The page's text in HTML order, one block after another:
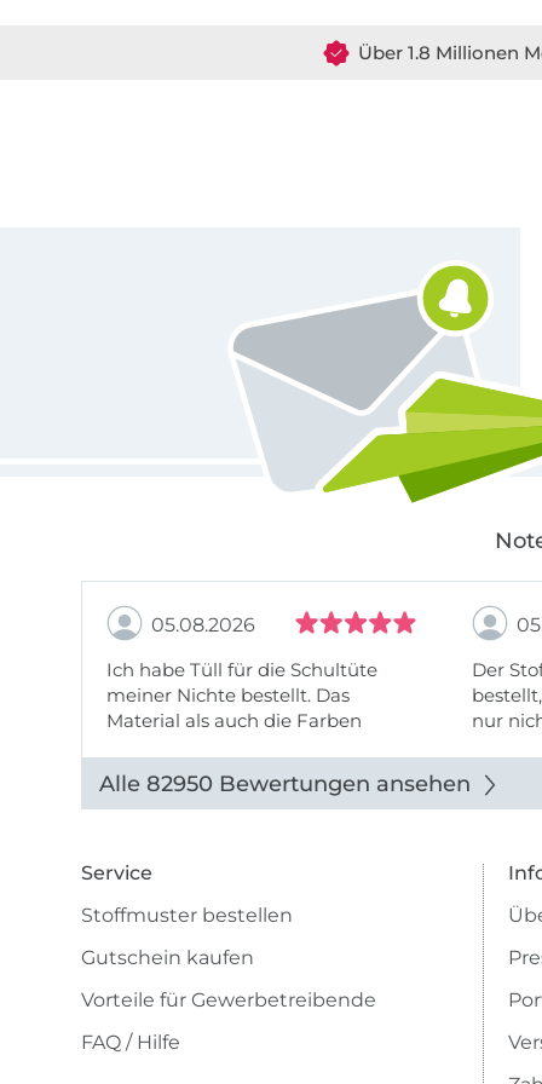
Über 1.8 Millionen
05.08.2026
Ich habe Tüll für die Schultüte
meiner Nichte bestellt. Das
Material als auch die Farben
Abbildung u sieht toll aus. Die
Lieferung erfolgte zügig u auch
Der
nur
Alle 82950 Bewertungen ansehen
Service
Stoffmuster bestellen
Gutschein kaufen
Vorteile für Gewerbetreibende
FAQ / Hilfe